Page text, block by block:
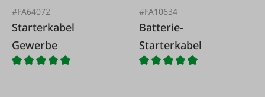
#FA64072
Starterkabel
Gewerbe
#FA10634
Batterie-
Starterkabel